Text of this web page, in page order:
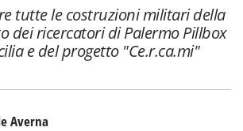
tutte le costruzioni militari della
dei ricercatori di Palermo Pillbox
e del progetto "Ce.r.ca.mi"
Averna